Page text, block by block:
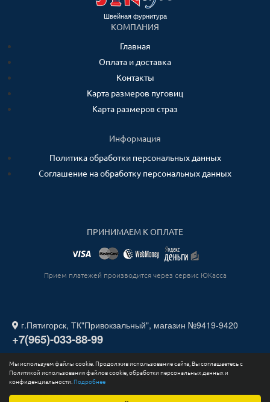
Мы используем файлы cookie. Продолжив использование сайта, Вы соглашаетесь с
Политикой использования файлов cookie, обработки персональных данных и
конфиденциальности. Подробнее
Швейная фурнитура
КОМПАНИЯ
Главная
Оплата и доставка
Контакты
Карта размеров пуговиц
Карта размеров страз
Информация
Политика обработки персональных данных
Соглашение на обработку персональных данных
ПРИНИМАЕМ К ОПЛАТЕ
Прием платежей производится через сервис ЮКасса
г.Пятигорск, ТК"Привокзальный", магазин №9419-9420
+7(965)-033-88-99
2026. Все права защищены. ИП СТАДНИЧЕНКО ИГОРЬ
ЮРЬЕВИЧ ИНН 263211730164.